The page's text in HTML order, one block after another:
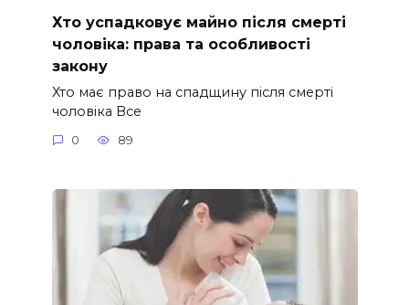
Хто успадковує майно після смерті
чоловіка: права та особливості
закону
Хто має право на спадщину після смерті
чоловіка Все
0 89